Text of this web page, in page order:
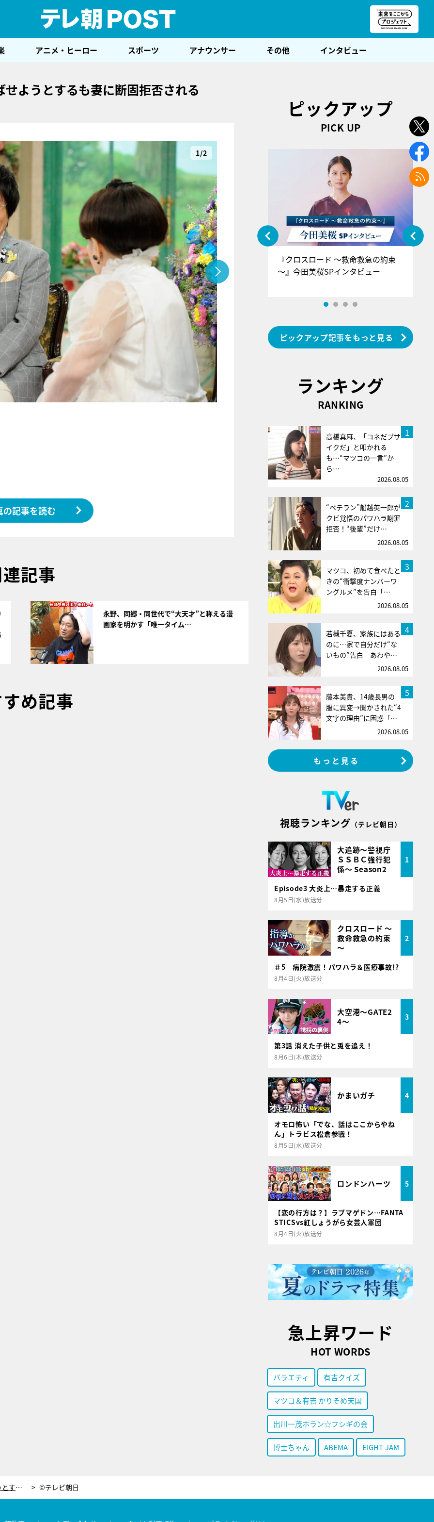
アニメ・ヒーロー スポーツ アナウンサー その他 インタビュー
ようとするも妻に断固拒否される
1/2
の記事を読む
記事
永野、同郷・同世代で“大天才”と称える漫
画家を明かす「唯一タイム…
め記事
ピックアップ
PICK UP
『アイ＝ラブ！げーみんぐ』＝LOV
E齋藤樹愛羅＆佐々木舞香SPインタ
ビュー
『クロスロード ～救命救急の約束
～』今田美桜SPインタビュー
ピックアップ記事をもっと見る
ランキング
RANKING
1
高橋真麻、「コネだブサ
イクだ」と叩かれる
も…“マツコの一言”か
ら…
2026.08.05
2
“ベテラン”船越英一郎が
クビ覚悟のパワハラ謝罪
拒否！“後輩”だけ…
2026.08.05
3
マツコ、初めて食べたと
きの“衝撃度ナンバーワ
ングルメ”を告白「…
2026.08.05
4
若槻千夏、家族にはある
のに…家で自分だけ“な
いもの”告白 あわや…
2026.08.05
5
藤本美貴、14歳長男の
服に異変→聞かされた“4
文字の理由”に困惑「…
2026.08.05
もっと見る
視聴ランキング （テレビ朝日）
大追跡～警視庁
ＳＳＢＣ強行犯
係～ Season2
1
Episode3 大炎上…暴走する正義
8月5日(水)放送分
クロスロード ～
救命救急の約束
～
2
＃5 病院激震！パワハラ＆医療事故!?
8月4日(火)放送分
大空港～GATE2
4～
3
第3話 消えた子供と兎を追え！
8月6日(木)放送分
かまいガチ 4
オモロ怖い「でな、話はここからやね
ん」トラビス松倉参戦！
8月5日(水)放送分
ロンドンハーツ 5
【恋の行方は？】ラブマゲドン…FANTA
STICSvs紅しょうがら女芸人軍団
8月4日(火)放送分
急上昇ワード
HOT WORDS
バラエティ 有吉クイズ
マツコ＆有吉 かりそめ天国
出川一茂ホラン☆フシギの会
博士ちゃん ABEMA EIGHT-JAM
尾木ママ、孫に「ばあば」と呼ばせようとするも妻に断固拒否される ©テレビ朝日